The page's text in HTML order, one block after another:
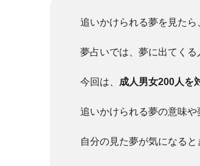
追いかけられる夢を見たら
夢占いでは、夢に出てくる
今回は、 成人男女200人を
追いかけられる夢の意味や
自分の見た夢が気になる